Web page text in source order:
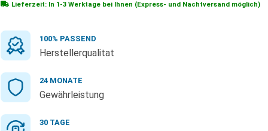
Lieferzeit: In 1-3 Werktage bei Ihnen (Express- und Nachtversand möglich)
100% PASSEND
Herstellerqualitat
24 MONATE
Gewährleistung
30 TAGE